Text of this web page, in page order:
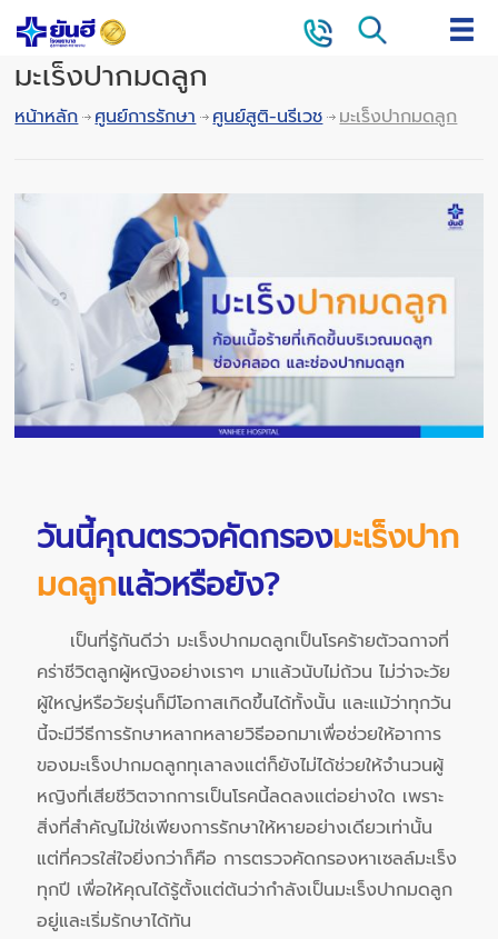
มะเร็งปากมดลูก
หน้าหลัก ศูนย์การรักษา ศูนย์สูติ-นรีเวช มะเร็งปากมดลูก
วันนี้คุณตรวจคัดกรองมะเร็งปาก
มดลูกแล้วหรือยัง?
เป็นที่รู้กันดีว่า มะเร็งปากมดลูกเป็นโรคร้ายตัวฉกาจที่
คร่าชีวิตลูกผู้หญิงอย่างเราๆ มาแล้วนับไม่ถ้วน ไม่ว่าจะวัย
ผู้ใหญ่หรือวัยรุ่นก็มีโอกาสเกิดขึ้นได้ทั้งนั้น และแม้ว่าทุกวัน
นี้จะมีวีธีการรักษาหลากหลายวิธีออกมาเพื่อช่วยให้อาการ
ของมะเร็งปากมดลูกทุเลาลงแต่ก็ยังไม่ได้ช่วยให้จำนวนผู้
หญิงที่เสียชีวิตจากการเป็นโรคนี้ลดลงแต่อย่างใด เพราะ
สิ่งที่สำคัญไม่ใช่เพียงการรักษาให้หายอย่างเดียวเท่านั้น
แต่ที่ควรใส่ใจยิ่งกว่าก็คือ การตรวจคัดกรองหาเซลล์มะเร็ง
ทุกปี เพื่อให้คุณได้รู้ตั้งแต่ต้นว่ากำลังเป็นมะเร็งปากมดลูก
อยู่และเริ่มรักษาได้ทัน